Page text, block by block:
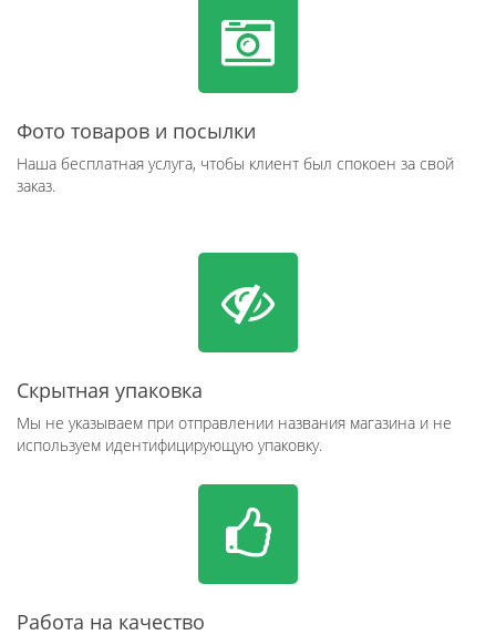
Фото товаров и посылки
Наша бесплатная услуга, чтобы клиент был спокоен за свой
заказ.
Скрытная упаковка
Мы не указываем при отправлении названия магазина и не
используем идентифицирующую упаковку.
Работа на качество